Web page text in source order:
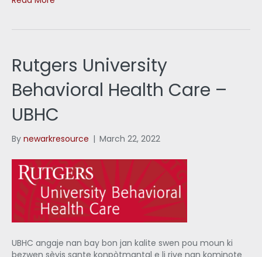
Rutgers University
Behavioral Health Care –
UBHC
By newarkresource | March 22, 2022
UBHC angaje nan bay bon jan kalite swen pou moun ki